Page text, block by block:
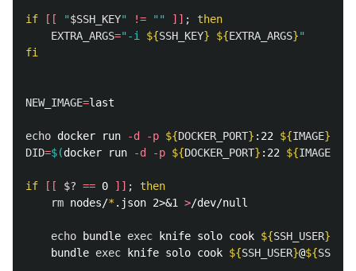
if [[ "$SSH_KEY" != "" ]] ;
then
EXTRA_ARGS="-i ${SSH_KEY} ${EXTRA_ARGS}"
fi
NEW_IMAGE=last
echo docker run -d -p ${DOCKER_PORT} :22 ${IMAGE}
DID=$(docker run -d -p ${DOCKER_PORT} :22 ${IMAGE
if [[ $? == 0 ]] ;
then
rm nodes/* .json 2>&1 >/dev/null
echo bundle exec knife solo cook ${SSH_USER}
    bundle
exec knife solo cook ${SSH_USER}@${SSH_IP